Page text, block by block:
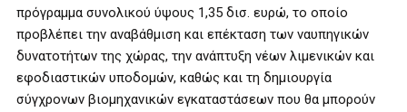
πρόγραμμα συνολικού ύψους 1,35 δισ. ευρώ, το οποίο
προβλέπει την αναβάθμιση και επέκταση των ναυπηγικών
δυνατοτήτων της χώρας, την ανάπτυξη νέων λιμενικών και
εφοδιαστικών υποδομών, καθώς και τη δημιουργία
σύγχρονων βιομηχανικών εγκαταστάσεων που θα μπορούν